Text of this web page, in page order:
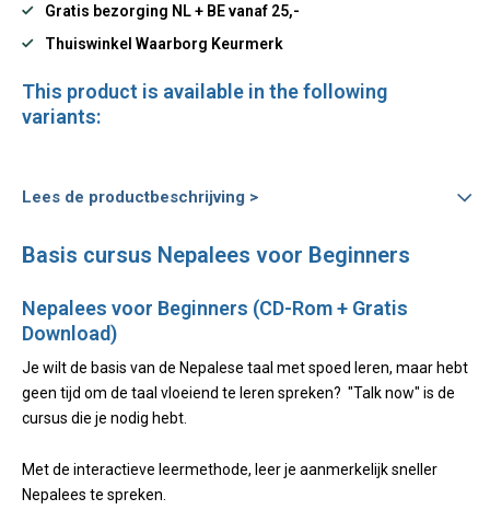
Gratis bezorging NL + BE vanaf 25,-
Thuiswinkel Waarborg Keurmerk
This product is available in the following
variants:
Lees de productbeschrijving >
Basis cursus Nepalees voor Beginners
Nepalees voor Beginners (CD-Rom + Gratis
Download)
Je wilt de basis van de Nepalese taal met spoed leren, maar hebt
geen tijd om de taal vloeiend te leren spreken? "Talk now" is de
cursus die je nodig hebt.
Met de interactieve leermethode, leer je aanmerkelijk sneller
Nepalees te spreken.